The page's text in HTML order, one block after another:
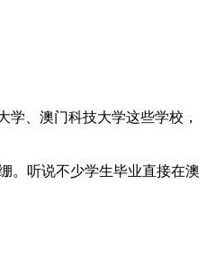
、澳门科技大学这些学校，
。听说不少学生毕业直接在澳